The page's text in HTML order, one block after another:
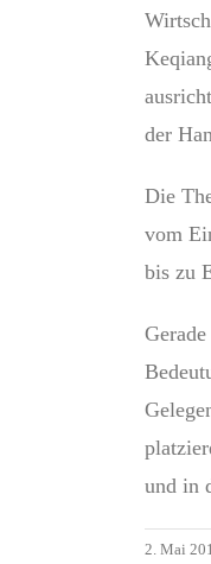
der
Die
vom
bis zu
und in
2. Mai